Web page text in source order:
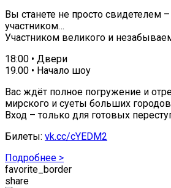
Вы станете не просто свидетелем
участником…
Участником великого и
18:00 • Двери
19.00 • Начало шоу
Вас ждёт полное погружение и
мирского и суеты больших
Вход – только для готовых
Билеты: vk.cc/cYEDM2
Подробнее >
favorite_border
share